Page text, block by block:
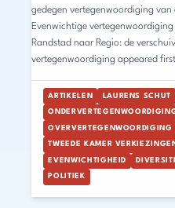
gedegen vertegenwoordiging van
Evenwichtige
Randstad naar Regio: de
vertegenwoordiging appeared
ARTIKELEN LAURENS SCHUT
OVERVERTEGENWOORDIGING
TWEEDE KAMER
EVENWICHTIGHEID
POLITIEK